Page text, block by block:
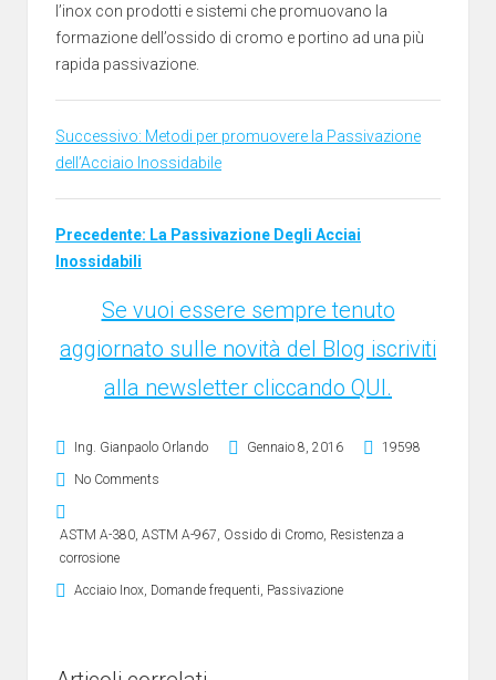
l’inox con prodotti e sistemi che promuovano la
formazione dell’ossido di cromo e portino ad una più
rapida passivazione.
Successivo: Metodi per promuovere la Passivazione
dell’Acciaio Inossidabile
Precedente: La Passivazione Degli Acciai
Inossidabili
Se vuoi essere sempre tenuto
aggiornato sulle novità del Blog iscriviti
alla newsletter cliccando QUI.
Ing. Gianpaolo Orlando Gennaio 8, 2016 19598
No Comments
ASTM A-380 ASTM A-967 Ossido di Cromo Resistenza a
corrosione
Acciaio Inox Domande frequenti Passivazione